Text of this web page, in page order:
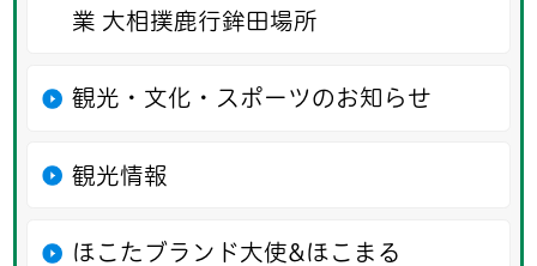
業 大相撲鹿行鉾田場所
観光・文化・スポーツのお知らせ
観光情報
ほこたブランド大使&ほこまる